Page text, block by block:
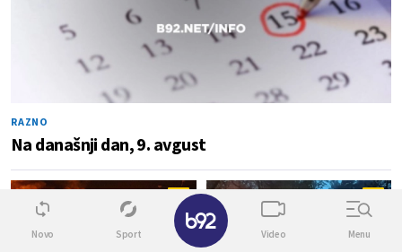
RAZNO
Na današnji dan, 9. avgust
Novo Sport Video Menu
✕